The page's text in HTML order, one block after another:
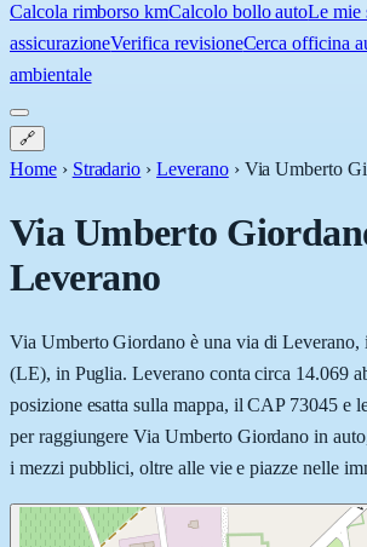
Calcola rimborso kmCalcolo bollo autoLe mie
assicurazioneVerifica revisioneCerca officina
ambientale
🔗
Home › Stradario › Leverano › Via Umberto
Via Umberto
Leverano
Via Umberto Giordano è una via di
(LE), in Puglia. Leverano conta circa 14.069
posizione esatta sulla mappa, il CAP 73045 e
per raggiungere Via Umberto Giordano in
i mezzi pubblici, oltre alle vie e piazze nelle